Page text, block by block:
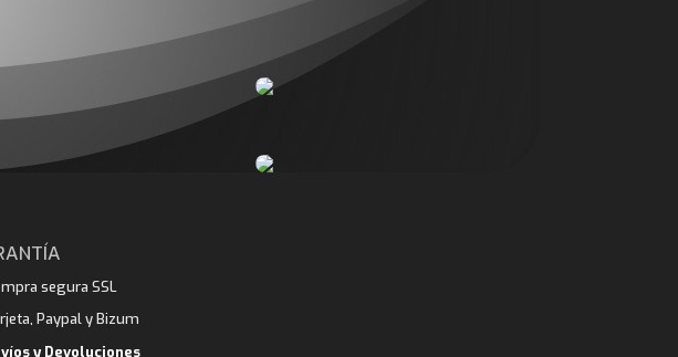
segura SSL
Paypal y Bizum
y Devoluciones